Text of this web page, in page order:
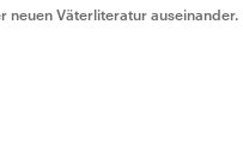
neuen Väterliteratur auseinander.